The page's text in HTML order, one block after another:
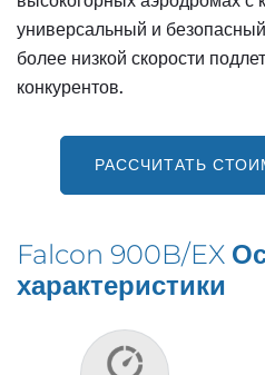
универсальный и
более низкой скорости
конкурентов.
РАССЧИТАТЬ
Falcon 900B/EX
характеристики